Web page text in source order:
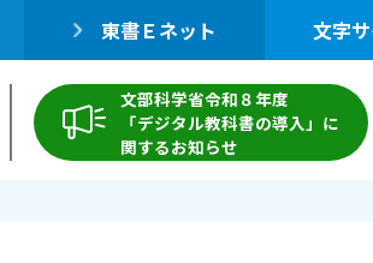
東書Ｅネット 文字
文部科学省令和８年度
「デジタル教科書の導入」に
関するお知らせ